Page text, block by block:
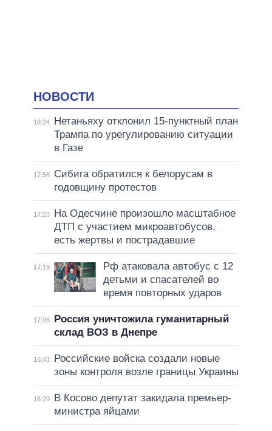
НОВОСТИ
18:24
Нетаньяху отклонил 15-пунктный план
Трампа по урегулированию ситуации
в Газе
17:56
Сибига обратился к белорусам в
годовщину протестов
17:23
На Одесчине произошло масштабное
ДТП с участием микроавтобусов,
есть жертвы и пострадавшие
17:19
Рф атаковала автобус с 12
детьми и спасателей во
время повторных ударов
17:06
Россия уничтожила гуманитарный
склад ВОЗ в Днепре
16:43
Российские войска создали новые
зоны контроля возле границы Украины
16:29
В Косово депутат закидала премьер-
министра яйцами